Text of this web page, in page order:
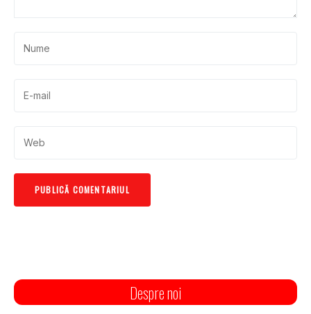
Despre noi